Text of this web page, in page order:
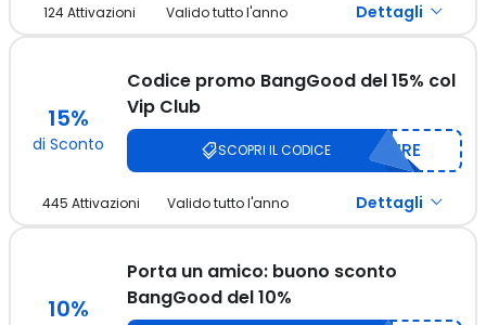
Dettagli
Adesso puoi risparmiare fino al 99% su un ricchissimo
BangGood! Voucher non richiesto!
124 Attivazioni Valido tutto l'anno
15%
di Sconto
Codice promo BangGood del 15% col
Vip Club
Dettagli
Iscriviti a BangGood e ottieni un codice promo del 15% da
Club! Cosa aspetti?
SCOPRI IL CODICE IRE
445 Attivazioni Valido tutto l'anno
10%
Porta un amico: buono sconto
BangGood del 10%